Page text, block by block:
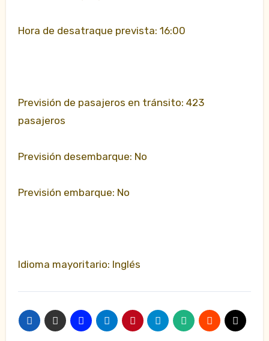
Hora de desatraque prevista: 16:00
Previsión de pasajeros en tránsito: 423
pasajeros
Previsión desembarque: No
Previsión embarque: No
Idioma mayoritario: Inglés